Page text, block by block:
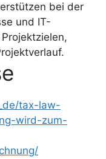
bei der
und IT-
tax-law-
wird-zum-